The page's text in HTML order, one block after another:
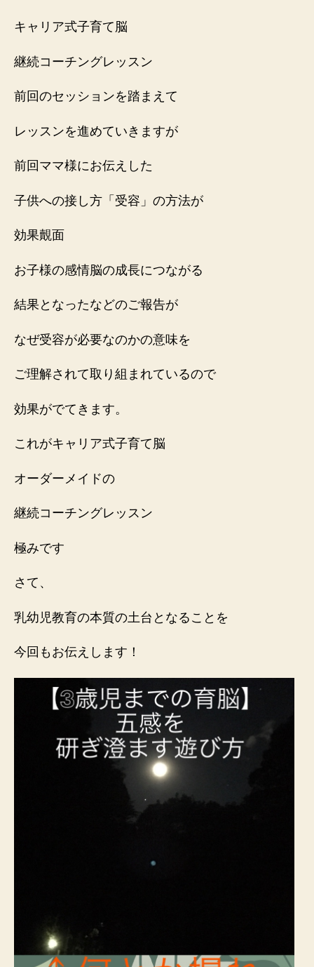
キャリア式子育て脳
継続コーチングレッスン
前回のセッションを踏まえて
レッスンを進めていきますが
前回ママ様にお伝えした
子供への接し方「受容」の方法が
効果覿面
お子様の感情脳の成長につながる
結果となったなどのご報告が
なぜ受容が必要なのかの意味を
ご理解されて取り組まれているので
効果がでてきます。
これがキャリア式子育て脳
オーダーメイドの
継続コーチングレッスン
極みです
さて、
乳幼児教育の本質の土台となることを
今回もお伝えします！